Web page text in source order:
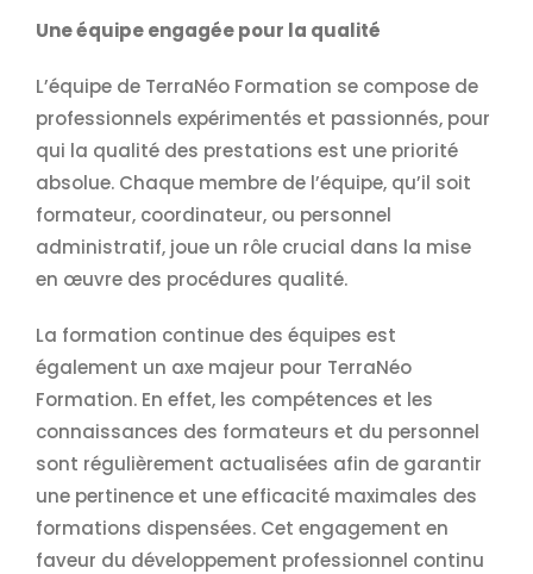
Une équipe engagée pour la qualité
L’équipe de TerraNéo Formation se compose de
professionnels expérimentés et passionnés, pour
qui la qualité des prestations est une priorité
absolue. Chaque membre de l’équipe, qu’il soit
formateur, coordinateur, ou personnel
administratif, joue un rôle crucial dans la mise
en œuvre des procédures qualité.
La formation continue des équipes est
également un axe majeur pour TerraNéo
Formation. En effet, les compétences et les
connaissances des formateurs et du personnel
sont régulièrement actualisées afin de garantir
une pertinence et une efficacité maximales des
formations dispensées. Cet engagement en
faveur du développement professionnel continu